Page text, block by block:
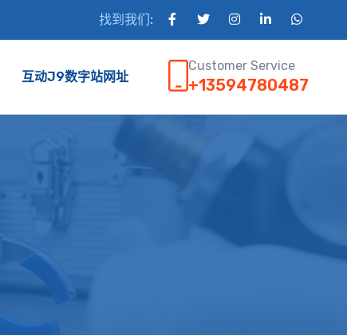
找到我们:
互动J9数字站网址
Customer Service
+13594780487